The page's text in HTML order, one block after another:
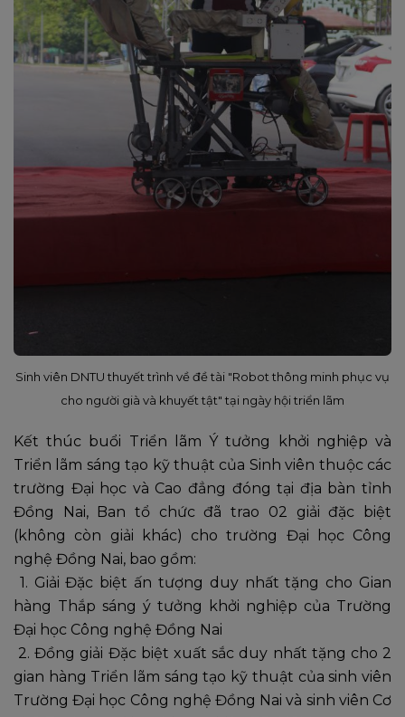
Sinh viên DNTU thuyết trình về đề tài "Robot thông minh phục vụ
cho người già và khuyết tật" tại ngày hội triển lãm
Kết thúc buổi Triển lãm Ý tưởng khởi nghiệp và
Triển lãm sáng tạo kỹ thuật của Sinh viên thuộc các
trường Đại học và Cao đẳng đóng tại địa bàn tỉnh
Đồng Nai, Ban tổ chức đã trao 02 giải đặc biệt
(không còn giải khác) cho trường Đại học Công
nghệ Đồng Nai, bao gồm:
1. Giải Đặc biệt ấn tượng duy nhất tặng cho Gian
hàng Thắp sáng ý tưởng khởi nghiệp của Trường
Đại học Công nghệ Đồng Nai
2. Đồng giải Đặc biệt xuất sắc duy nhất tặng cho 2
gian hàng Triển lãm sáng tạo kỹ thuật của sinh viên
Trường Đại học Công nghệ Đồng Nai và sinh viên Cơ